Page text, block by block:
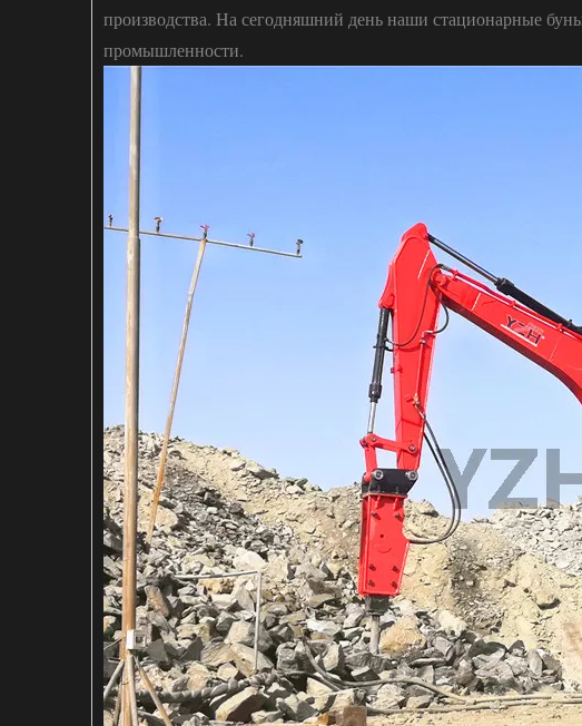
производства. На сегодняшний день наши стационарные
промышленности.